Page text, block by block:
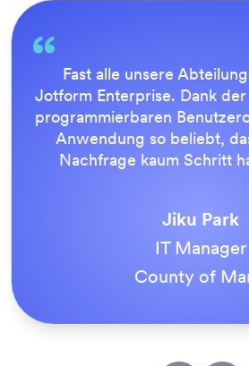
Fast alle unsere
Jotform Enterprise. Dank
programmierbaren
Anwendung so beliebt,
Nachfrage kaum Schritt
Jiku Park
IT Manager
County of